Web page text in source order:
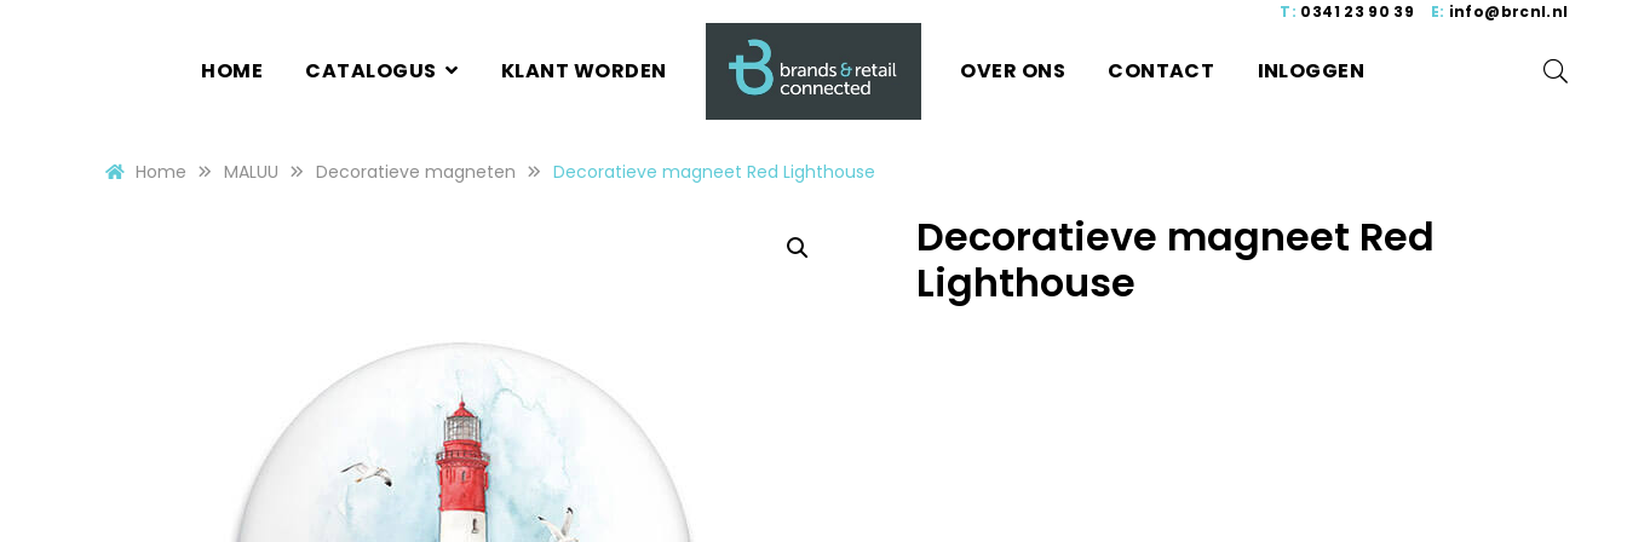
T: 0341 23 90 39 E: info@brcnl.nl
HOME CATALOGUS KLANT WORDEN OVER ONS CONTACT INLOGGEN
Home MALUU Decoratieve magneten Decoratieve magneet Red Lighthouse
Decoratieve magneet Red
Lighthouse